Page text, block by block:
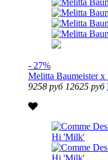
- 27%
Melitta Baumeister
9258 руб 12625 руб